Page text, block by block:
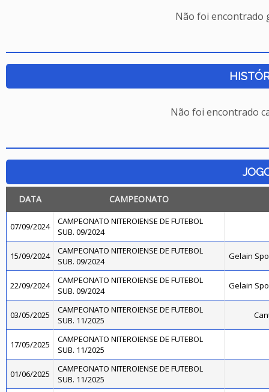
Não foi encontrado
Não foi encontrado
DATA CAMPEONATO
07/09/2024
CAMPEONATO NITEROIENSE DE FUTEBOL
SUB. 09/2024
15/09/2024
CAMPEONATO NITEROIENSE DE FUTEBOL
SUB. 09/2024
Gelain
22/09/2024
CAMPEONATO NITEROIENSE DE FUTEBOL
SUB. 09/2024
Gelain
03/05/2025
CAMPEONATO NITEROIENSE DE FUTEBOL
SUB. 11/2025
17/05/2025
CAMPEONATO NITEROIENSE DE FUTEBOL
SUB. 11/2025
01/06/2025
CAMPEONATO NITEROIENSE DE FUTEBOL
SUB. 11/2025